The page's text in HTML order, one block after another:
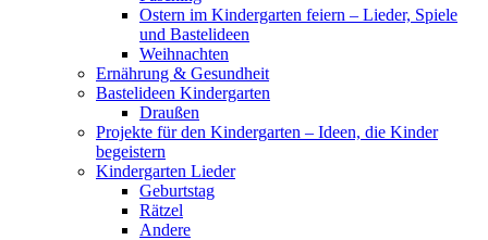
Ostern im Kindergarten feiern – Lieder, Spiele
und Bastelideen
Weihnachten
Ernährung & Gesundheit
Bastelideen Kindergarten
Draußen
Projekte für den Kindergarten – Ideen, die Kinder
begeistern
Kindergarten Lieder
Geburtstag
Rätzel
Andere